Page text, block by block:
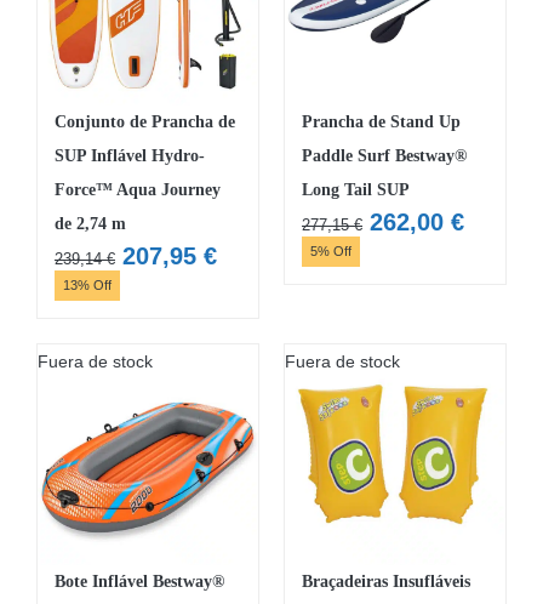
Conjunto de Prancha de
SUP Inflável Hydro-
Force™ Aqua Journey
de 2,74 m
239,14€ O
239,14 €.
207,95 €O
207,95 €.
13% Off
Prancha de Stand Up
Paddle Surf Bestway®
Long Tail SUP
277,15€ O
262,00 €O
5% Off
Fuera de stock
Bote Inflável Bestway®
Fuera de stock
Braçadeiras Insufláveis